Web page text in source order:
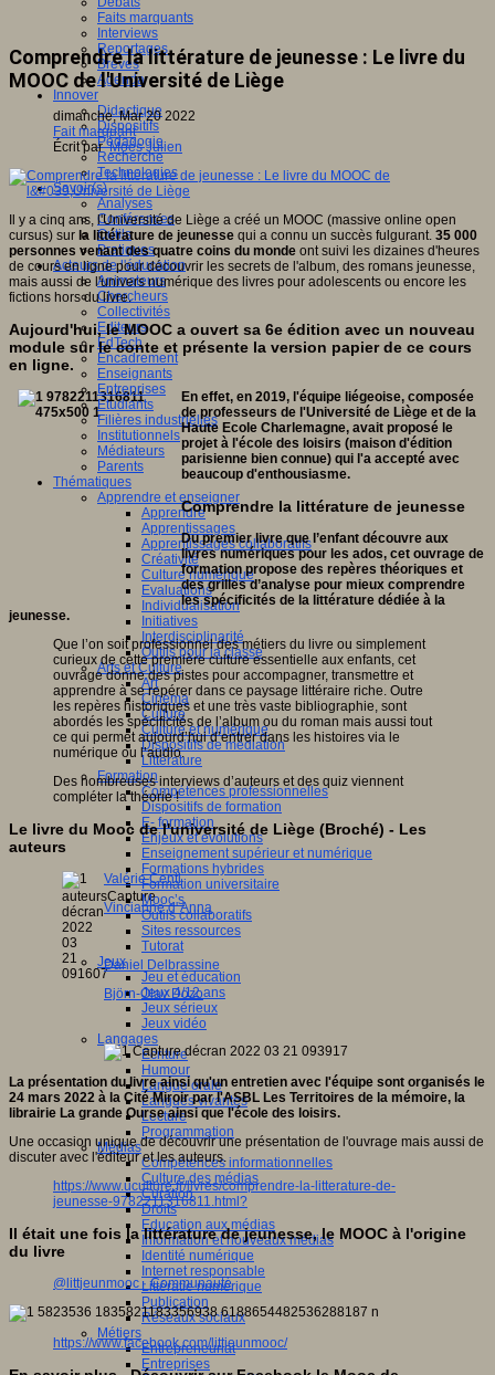
Faits marquants
Interviews
Reportages
Brèves
Agenda
Innover
Didactique
Dispositifs
Pédagogie
Recherche
Technologies
Savoir(s)
Analyses
Conférences
Outils
Pratiques
Acteurs de l'éducation
Animateurs
Chercheurs
Collectivités
Editeurs
EdTech
Encadrement
Enseignants
Entreprises
Etudiants
Filières industrielles
Institutionnels
Médiateurs
Parents
Thématiques
Apprendre et enseigner
Apprendre
Apprentissages
Apprentissages collaboratifs
Créativité
Culture numérique
Evaluations
Individualisation
Initiatives
Interdisciplinarité
Outils pour la classe
Arts et Culture
Art
Cinéma
Culture
Culture et numérique
Dispositifs de médiation
Littérature
Formation
Compétences professionnelles
Dispositifs de formation
E- formation
Enjeux et évolutions
Enseignement supérieur et numérique
Formations hybrides
Formation universitaire
Mooc’s
Outils collaboratifs
Sites ressources
Tutorat
Jeux
Jeu et éducation
Jeux 4/12 ans
Jeux sérieux
Jeux vidéo
Langages
Ecriture
Humour
Langue orale
Langues vivantes
Lecture
Programmation
Médias
Compétences informationnelles
Culture des médias
Curation
Droits
Education aux médias
Information et nouveaux médias
Identité numérique
Internet responsable
Littératie numérique
Publication
Réseaux sociaux
Métiers
Entrepreneuriat
Entreprises
Comprendre la littérature de jeunesse : Le livre du
MOOC de l'Université de Liège
dimanche, Mar 20 2022
Fait marquant
Écrit parMoës Julien
Il y a cinq ans, l'Université de Liège a créé un MOOC (massive online open
cursus) sur la littérature de jeunesse qui a connu un succès fulgurant. 35 000
personnes venant des quatre coins du monde ont suivi les dizaines d'heures
de cours en ligne pour découvrir les secrets de l'album, des romans jeunesse,
mais aussi de l'univers numérique des livres pour adolescents ou encore les
fictions hors du livre.
Aujourd'hui, le MOOC a ouvert sa 6e édition avec un nouveau
module sur le conte et présente la version papier de ce cours
en ligne.
En effet, en 2019, l'équipe liégeoise, composée
de professeurs de l'Université de Liège et de la
Haute Ecole Charlemagne, avait proposé le
projet à l'école des loisirs (maison d'édition
parisienne bien connue) qui l'a accepté avec
beaucoup d'enthousiasme.
Comprendre la littérature de jeunesse
Du premier livre que l’enfant découvre aux
livres numériques pour les ados, cet ouvrage de
formation propose des repères théoriques et
des grilles d’analyse pour mieux comprendre
les spécificités de la littérature dédiée à la
jeunesse.
Que l’on soit professionnel des métiers du livre ou simplement
curieux de cette première culture essentielle aux enfants, cet
ouvrage donne des pistes pour accompagner, transmettre et
apprendre à se repérer dans ce paysage littéraire riche. Outre
les repères historiques et une très vaste bibliographie, sont
abordés les spécificités de l’album ou du roman mais aussi tout
ce qui permet aujourd’hui d’entrer dans les histoires via le
numérique ou l’audio.
Des nombreuses interviews d’auteurs et des quiz viennent
compléter la théorie !
Le livre du Mooc de l'université de Liège (Broché) - Les
auteurs
Valérie Centi
Vincianne d' Anna
Daniel Delbrassine
Björn-Olav Dozo
La présentation du livre ainsi qu'un entretien avec l'équipe sont organisés le
24 mars 2022 à la Cité Miroir par l'ASBL Les Territoires de la mémoire, la
librairie La grande Ourse ainsi que l'école des loisirs.
Une occasion unique de découvrir une présentation de l'ouvrage mais aussi de
discuter avec l'éditeur et les auteurs.
https://www.uculture.fr/livres/comprendre-la-litterature-de-
jeunesse-9782211316811.html?
Il était une fois la littérature de jeunesse, le MOOC à l'origine
du livre
@littjeunmooc · Communauté
https://www.facebook.com/littjeunmooc/